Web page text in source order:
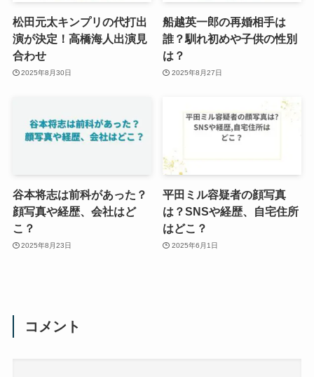
松田元太キンプリの代打出
演が決定！高橋海人出演見
合わせ
2025年8月30日
船越英一郎の再婚相手は
誰？馴れ初めや子供の性別
は？
2025年8月27日
谷本将志は前科があった？
顔写真や経歴、会社はど
こ？
2025年8月23日
平田ミル容疑者の顔写真
は？SNSや経歴、自宅住所
はどこ？
2025年6月1日
コメント